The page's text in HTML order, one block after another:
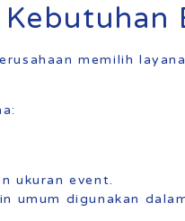
memilih
ukuran event.
umum digunakan